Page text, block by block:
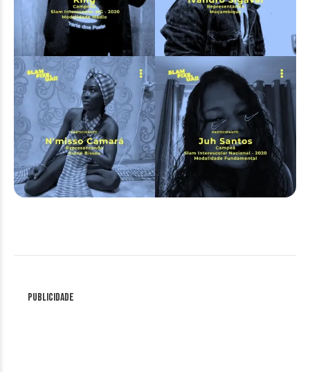
Publicidade